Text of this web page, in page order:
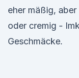
eher mäßig,
oder cremig -
Geschmäcke.